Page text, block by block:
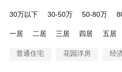
30万以下 30-50万 50-80万
一居
二居 三居 四居 五居
普通住宅 花园洋房 经